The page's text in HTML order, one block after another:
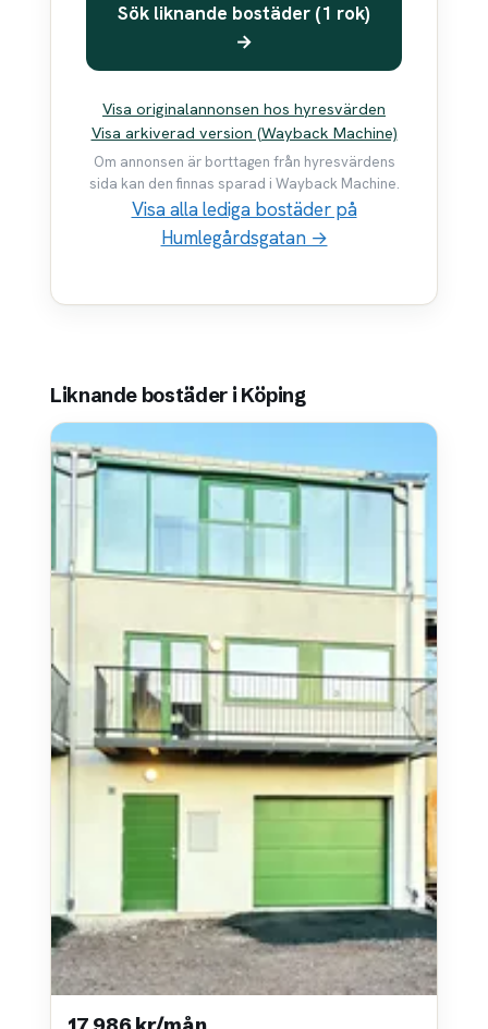
Sök liknande bostäder (1 rok)
→
Visa originalannonsen hos hyresvärden
Visa arkiverad version (Wayback Machine)
Om annonsen är borttagen från hyresvärdens
sida kan den finnas sparad i Wayback Machine.
Visa alla lediga bostäder på
Humlegårdsgatan →
Liknande bostäder i Köping